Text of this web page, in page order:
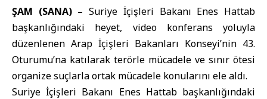
ŞAM (SANA) –Suriye İçişleri Bakanı Enes Hattab
başkanlığındaki heyet, video konferans yoluyla
düzenlenen Arap İçişleri Bakanları Konseyi’nin 43.
Oturumu’na katılarak terörle mücadele ve sınır ötesi
organize suçlarla ortak mücadele konularını ele aldı.
Suriye İçişleri Bakanı Enes Hattab başkanlığındaki